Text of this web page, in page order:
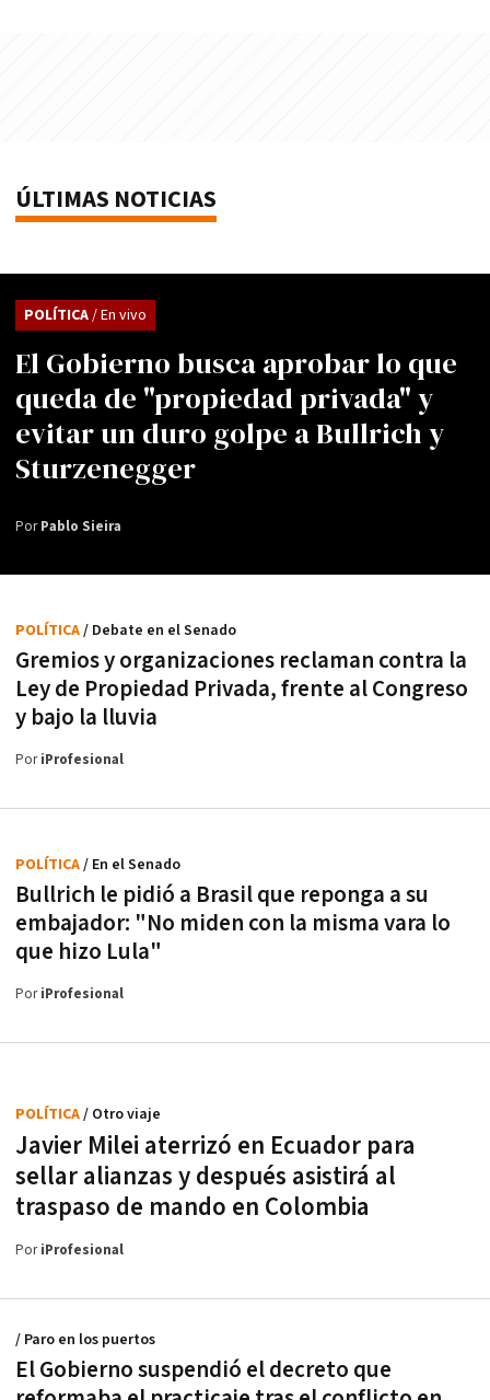
ÚLTIMAS NOTICIAS
El Gobierno busca aprobar lo que
queda de "propiedad privada" y
evitar un duro golpe a Bullrich y
Sturzenegger
POLÍTICA/ En vivo
PorPablo Sieira
Gremios y organizaciones reclaman contra la
Ley de Propiedad Privada, frente al Congreso
y bajo la lluvia
POLÍTICA/ Debate en el Senado
PoriProfesional
Bullrich le pidió a Brasil que reponga a su
embajador: "No miden con la misma vara lo
que hizo Lula"
POLÍTICA/ En el Senado
PoriProfesional
Javier Milei aterrizó en Ecuador para
sellar alianzas y después asistirá al
traspaso de mando en Colombia
POLÍTICA/ Otro viaje
PoriProfesional
El Gobierno suspendió el decreto que
/ Paro en los puertos